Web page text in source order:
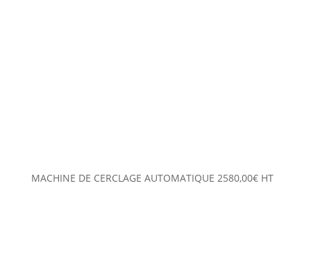
MACHINE DE CERCLAGE AUTOMATIQUE 2580,00€ HT